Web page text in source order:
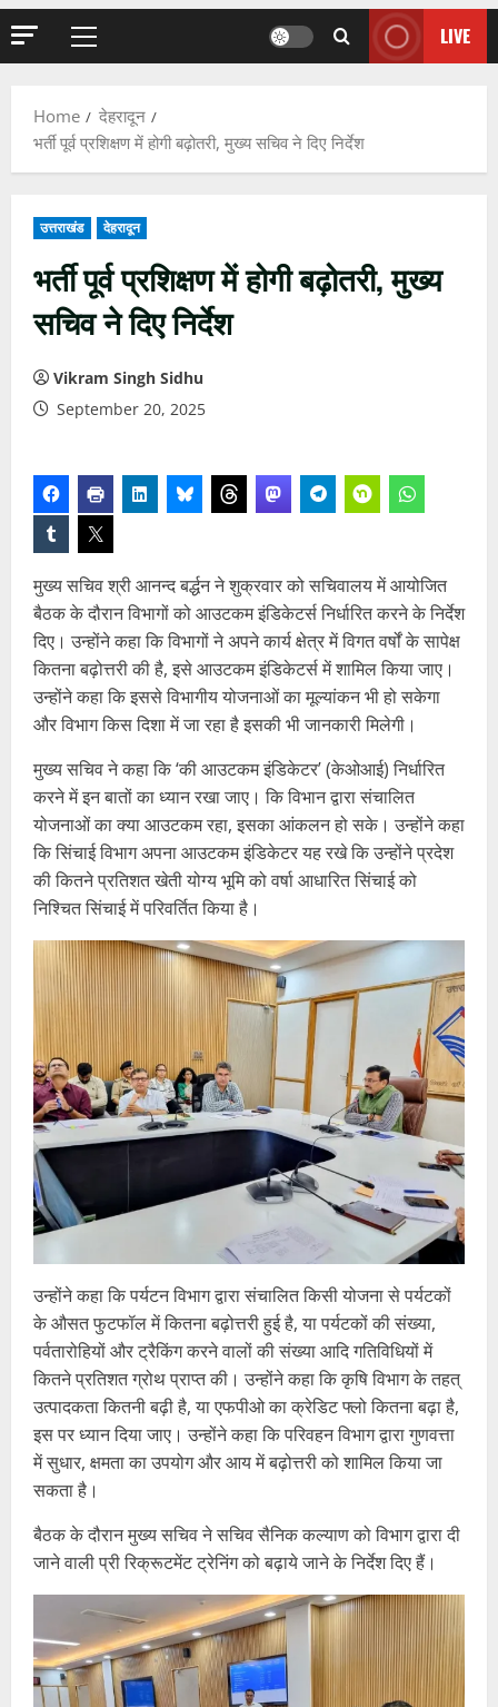
Primary
LIVE
Home
देहरादून
भर्ती पूर्व प्रशिक्षण में होगी बढ़ोतरी, मुख्य सचिव ने दिए निर्देश
उत्तराखंड देहरादून
भर्ती पूर्व प्रशिक्षण में होगी बढ़ोतरी, मुख्य
सचिव ने दिए निर्देश
Vikram Singh Sidhu
September 20, 2025
मुख्य सचिव श्री आनन्द बर्द्धन ने शुक्रवार को सचिवालय में आयोजित
बैठक के दौरान विभागों को आउटकम इंडिकेटर्स निर्धारित करने के निर्देश
दिए। उन्होंने कहा कि विभागों ने अपने कार्य क्षेत्र में विगत वर्षों के सापेक्ष
कितना बढ़ोत्तरी की है, इसे आउटकम इंडिकेटर्स में शामिल किया जाए।
उन्होंने कहा कि इससे विभागीय योजनाओं का मूल्यांकन भी हो सकेगा
और विभाग किस दिशा में जा रहा है इसकी भी जानकारी मिलेगी।
मुख्य सचिव ने कहा कि ‘की आउटकम इंडिकेटर’ (केओआई) निर्धारित
करने में इन बातों का ध्यान रखा जाए। कि विभान द्वारा संचालित
योजनाओं का क्या आउटकम रहा, इसका आंकलन हो सके। उन्होंने कहा
कि सिंचाई विभाग अपना आउटकम इंडिकेटर यह रखे कि उन्होंने प्रदेश
की कितने प्रतिशत खेती योग्य भूमि को वर्षा आधारित सिंचाई को
निश्चित सिंचाई में परिवर्तित किया है।
उन्होंने कहा कि पर्यटन विभाग द्वारा संचालित किसी योजना से पर्यटकों
के औसत फुटफॉल में कितना बढ़ोत्तरी हुई है, या पर्यटकों की संख्या,
पर्वतारोहियों और ट्रैकिंग करने वालों की संख्या आदि गतिविधियों में
कितने प्रतिशत ग्रोथ प्राप्त की। उन्होंने कहा कि कृषि विभाग के तहत्
उत्पादकता कितनी बढ़ी है, या एफपीओ का क्रेडिट फ्लो कितना बढ़ा है,
इस पर ध्यान दिया जाए। उन्होंने कहा कि परिवहन विभाग द्वारा गुणवत्ता
में सुधार, क्षमता का उपयोग और आय में बढ़ोत्तरी को शामिल किया जा
सकता है।
बैठक के दौरान मुख्य सचिव ने सचिव सैनिक कल्याण को विभाग द्वारा दी
जाने वाली प्री रिक्रूटमेंट ट्रेनिंग को बढ़ाये जाने के निर्देश दिए हैं।